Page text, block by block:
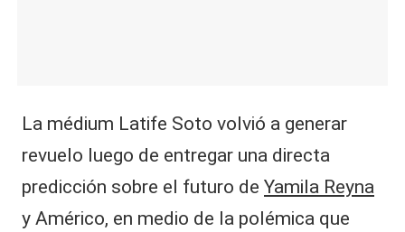
La médium Latife Soto volvió a generar
revuelo luego de entregar una directa
predicción sobre el futuro de Yamila Reyna
y Américo, en medio de la polémica que